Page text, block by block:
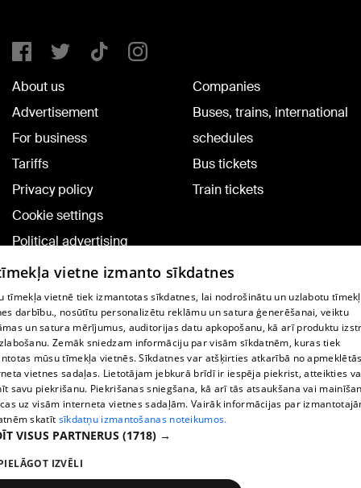
About us
Advertisement
For business
Tariffs
Privacy policy
Cookie settings
Political advertising
Cookie policy
Commenting terms
Companies
Buses, trains, international
schedules
Bus tickets
Train tickets
TV program
Contract rules
360 Ziņu kontakti
Helio Media
Vortal assistance service: e-mail -
vietne izmanto sīkdatnes
tīmekļa vietnē tiek izmantotas sīkdatnes, lai nodrošinātu un uzlabotu
darbību., nosūtītu personalizētu reklāmu un satura ģenerēšanai, veiktu
un satura mērījumus, auditorijas datu apkopošanu, kā arī produktu
Zemāk sniedzam informāciju par visām sīkdatnēm, kuras tiek
mūsu tīmekļa vietnēs. Sīkdatnes var atšķirties atkarībā no
vietnes sadaļas. Lietotājam jebkurā brīdī ir iespēja piekrist, atteikties
savu piekrišanu. Piekrišanas sniegšana, kā arī tās atsaukšana vai
uz visām interneta vietnes sadaļām. Vairāk informācijas par
skatīt sīkdatņu izmantošanas noteikumos.
VISUS PARTNERUS (1718) →
IZVĒLI